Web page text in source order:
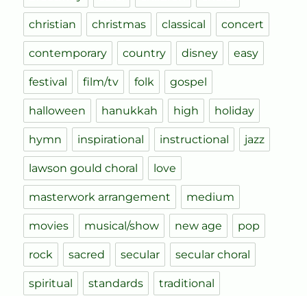
christian christmas classical concert
contemporary country disney easy
festival film/tv folk gospel
halloween hanukkah high holiday
hymn inspirational instructional jazz
lawson gould choral love
masterwork arrangement medium
movies musical/show new age pop
rock sacred secular secular choral
spiritual standards traditional